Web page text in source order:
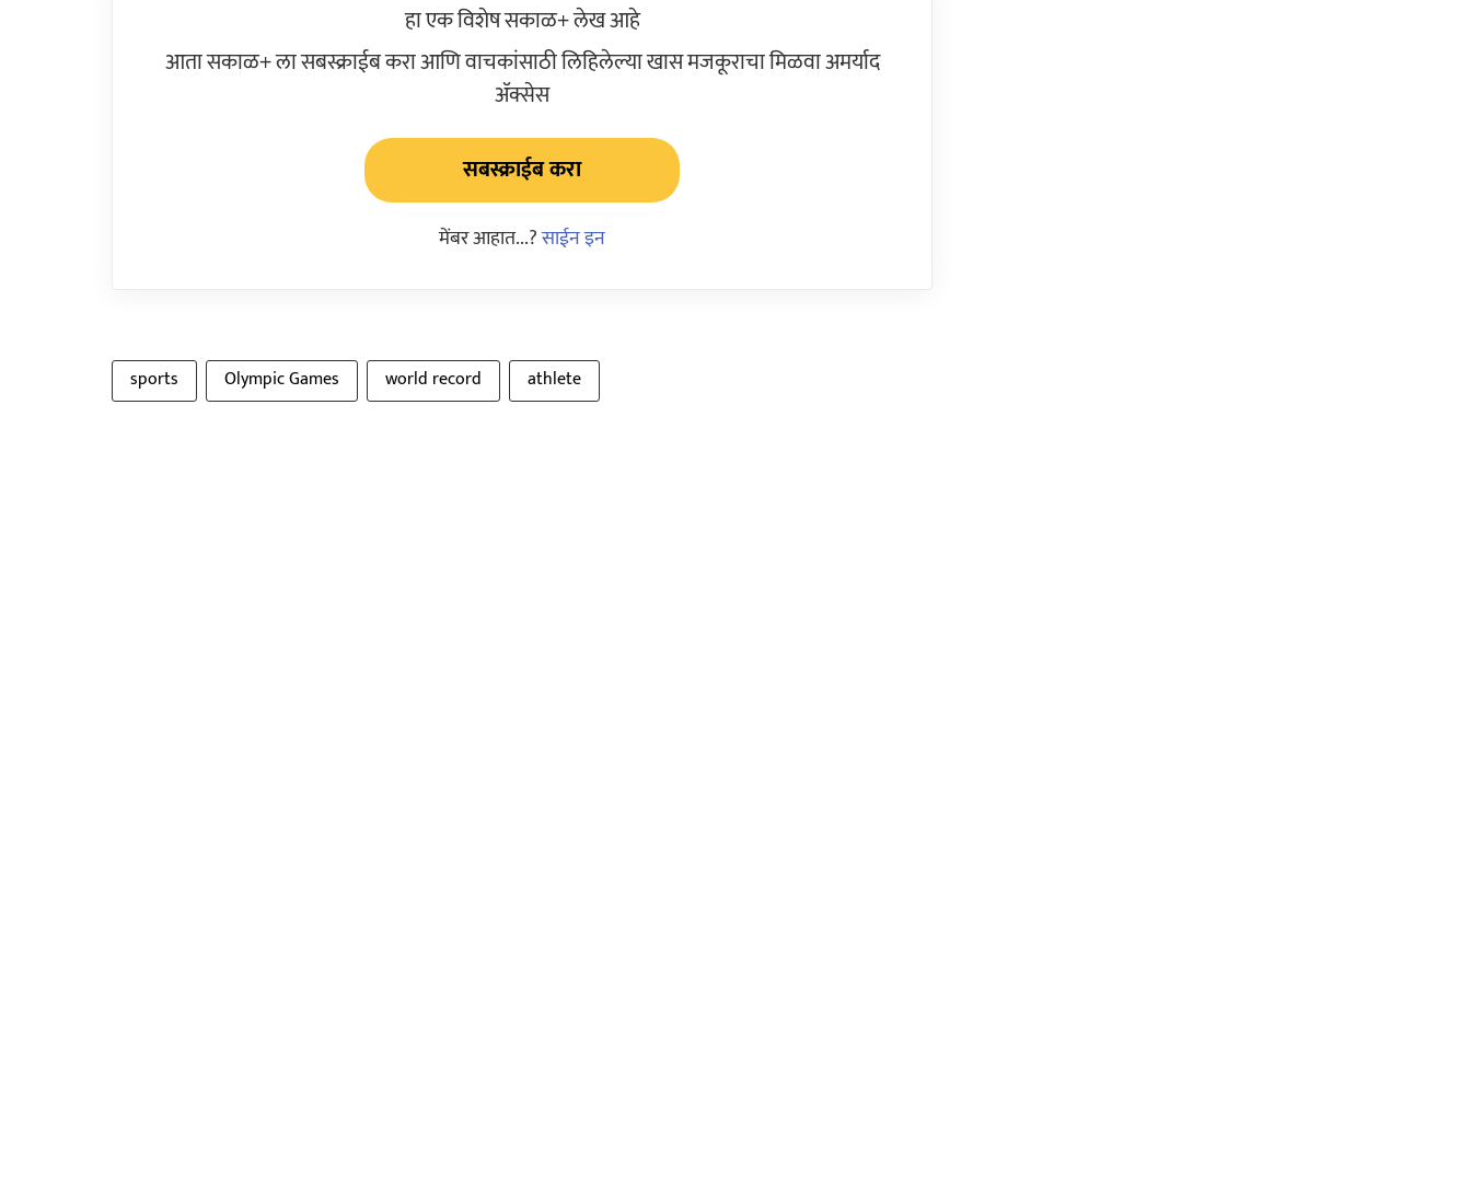
हा एक विशेष सकाळ+ लेख आहे
आता सकाळ+ ला सबस्क्राईब करा आणि वाचकांसाठी लिहिलेल्या खास मजकूराचा मिळवा अमर्याद
ॲक्सेस
सबस्क्राईब करा
मेंबर आहात...?साईन इन
sports Olympic Games world record athlete